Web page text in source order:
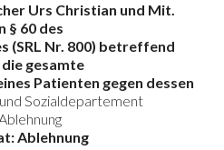
Urs Christian und Mit.
§ 60 des
(SRL Nr. 800) betreffend
gesamte
Patienten gegen dessen
Sozialdepartement
Ablehnung